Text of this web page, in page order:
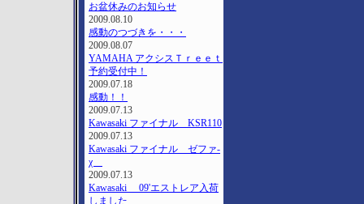
お盆休みのお知らせ
2009.08.10
感動のつづきを・・・
2009.08.07
YAMAHA アクシスＴｒｅｅｔ
予約受付中！
2009.07.18
感動！！
2009.07.13
Kawasaki ファイナル KSR110
2009.07.13
Kawasaki ファイナル ゼファ-
χ
2009.07.13
Kawasaki 09'エストレア入荷
しました